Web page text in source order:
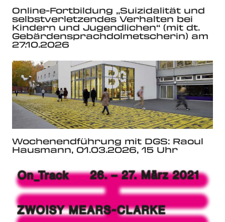
Online-Fortbildung „Suizidalität und
selbstverletzendes Verhalten bei
Kindern und Jugendlichen“ (mit dt.
Gebärdensprachdolmetscherin) am
27.10.2026
Wochenendführung mit DGS: Raoul
Hausmann, 01.03.2026, 15 Uhr